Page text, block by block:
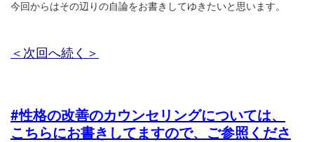
今回からはその辺りの自論をお書きしてゆきたいと思います。
＜次回へ続く＞
#性格の改善のカウンセリングについては、
こちらにお書きしてますので、ご参照くださ